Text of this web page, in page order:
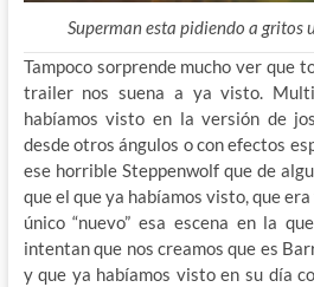
Superman esta pidiendo a gritos
Tampoco sorprende mucho ver que
trailer nos suena a ya visto.
habíamos visto en la versión de
desde otros ángulos o con efectos
ese horrible Steppenwolf que de
que el que ya habíamos visto, que
único “nuevo” esa escena en la
intentan que nos creamos que es
y que ya habíamos visto en su día